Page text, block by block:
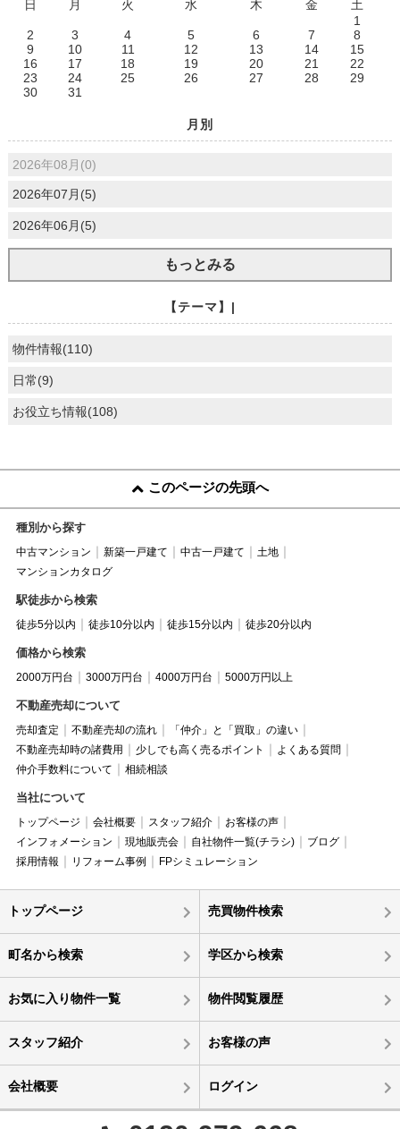
日
月 火 水 木 金
土
1
2
3 4 5 6 7
8
9
10 11 12 13 14
15
16
17 18 19 20 21
22
23
24 25 26 27 28
29
30
31
月別
2026年08月(0)
2026年07月(5)
2026年06月(5)
もっとみる
【テーマ】|
物件情報(110)
日常(9)
お役立ち情報(108)
このページの先頭へ
種別から探す
中古マンション 新築一戸建て 中古一戸建て
土地
マンションカタログ
駅徒歩から検索
徒歩5分以内 徒歩10分以内 徒歩15分以内 徒歩20分以内
価格から検索
2000万円台 3000万円台 4000万円台 5000万円以上
不動産売却について
売却査定 不動産売却の流れ
「仲介」と「買取」の違い
不動産売却時の諸費用
少しでも高く売るポイント
よくある質問
仲介手数料について
相続相談
当社について
トップページ 会社概要 スタッフ紹介
お客様の声
インフォメーション
現地販売会 自社物件一覧(チラシ)
ブログ
採用情報
リフォーム事例 FPシミュレーション
トップページ 売買物件検索
町名から検索 学区から検索
お気に入り物件一覧 物件閲覧履歴
スタッフ紹介 お客様の声
会社概要 ログイン